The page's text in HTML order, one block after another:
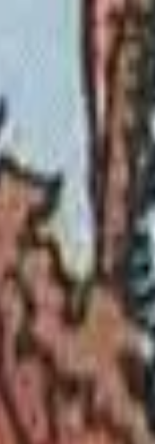
ドです。タロット
て異なる特定の象徴
ティブな資質と導き
題、またはカード
ンスは、恋愛と人間
ンドのナイトの詳
と現代の心理学的